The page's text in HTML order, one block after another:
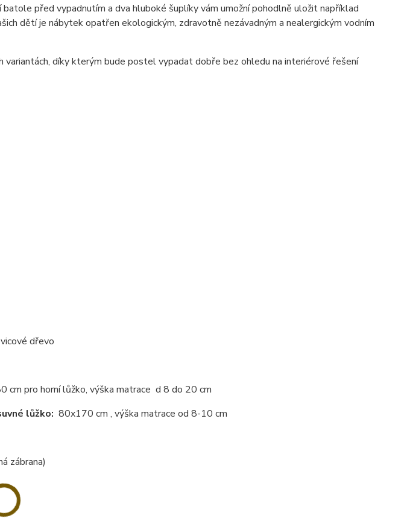
batole před vypadnutím a dva hluboké šuplíky vám umožní pohodlně uložit například
dětí je nábytek opatřen ekologickým, zdravotně nezávadným a nealergickým vodním
variantách, díky kterým bude postel vypadat dobře bez ohledu na interiérové ​​řešení
dřevo
cm pro horní lůžko, výška matrace d 8 do 20 cm
lůžko: 80x170 cm , výška matrace od 8-10 cm
zábrana)